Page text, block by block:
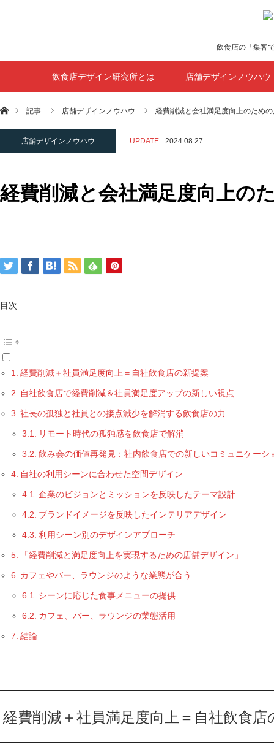
飲食店の「集客
飲食店デザイン研究所とは 店舗デザインノウハウ
ホーム記事 店舗デザインノウハウ 経費削減と会社満足度向上のため
店舗デザインノウハウ UPDATE 2024.08.27
経費削減と会社満足度向上の
目次
経費削減＋社員満足度向上＝自社飲食店の新提案
自社飲食店で経費削減＆社員満足度アップの新しい視点
社長の孤独と社員との接点減少を解消する飲食店の力
リモート時代の孤独感を飲食店で解消
飲み会の価値再発見：社内飲食店での新しいコミュニケーシ
自社の利用シーンに合わせた空間デザイン
企業のビジョンとミッションを反映したテーマ設計
ブランドイメージを反映したインテリアデザイン
利用シーン別のデザインアプローチ
「経費削減と満足度向上を実現するための店舗デザイン」
カフェやバー、ラウンジのような業態が合う
シーンに応じた食事メニューの提供
カフェ、バー、ラウンジの業態活用
結論
経費削減＋社員満足度向上＝自社飲食店